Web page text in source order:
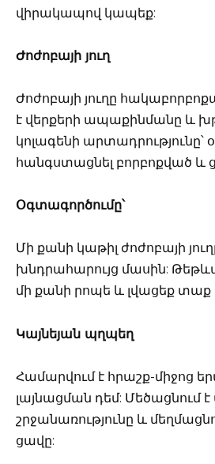
վիրակապով կապեք:
Ժոժոբայի յուղ
Ժոժոբայի յուղը
է վերքերի ապաքինմանը և
կոլագենի արտադրությունը՝
հանգստացնել բորբոքված և
Օգտագործումը՝
Մի քանի կաթիլ ժոժոբայի
խնդրահարույց մասին:
մի քանի րոպե և լվացեք տաք
Կայնեյան պղպեղ
Համարվում է հրաշք-միջոց
լայնացման դեմ: Մեծացնում
շրջանառությունը և
ցավը: